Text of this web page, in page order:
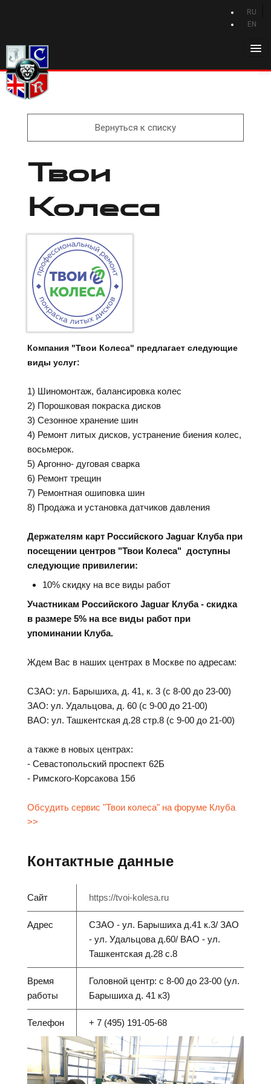
RU
EN
Главная
Каталог Jaguar
Новости Jaguar
Форум
Вернуться к списку
Твои
Колеса
Компания "Твои Колеса" предлагает следующие
виды услуг:
1) Шиномонтаж, балансировка колес
2) Порошковая покраска дисков
3) Сезонное хранение шин
4) Ремонт литых дисков, устранение биения колес,
восьмерок.
5) Аргонно- дуговая сварка
6) Ремонт трещин
7) Ремонтная ошиповка шин
8) Продажа и установка датчиков давления
Держателям карт Российского Jaguar Клуба при
посещении центров "Твои Колеса" доступны
следующие привилегии:
10% скидку на все виды работ
Участникам Российского Jaguar Клуба - скидка
в размере 5% на все виды работ при
упоминании Клуба.
Ждем Вас в наших центрах в Москве по адресам:
СЗАО: ул. Барышиха, д. 41, к. 3 (с 8-00 до 23-00)
ЗАО: ул. Удальцова, д. 60 (с 9-00 до 21-00)
ВАО: ул. Ташкентская д.28 стр.8 (с 9-00 до 21-00)
а также в новых центрах:
- Севастопольский проспект 62Б
- Римского-Корсакова 15б
Обсудить сервис "Твои колеса" на форуме Клуба
>>
Контактные данные
Сайт https://tvoi-kolesa.ru
Адрес
СЗАО - ул. Барышиха д.41 к.3/ ЗАО
- ул. Удальцова д.60/ ВАО - ул.
Ташкентская д.28 с.8
Время
работы
Головной центр: с 8-00 до 23-00 (ул.
Барышиха д. 41 к3)
Телефон + 7 (495) 191-05-68